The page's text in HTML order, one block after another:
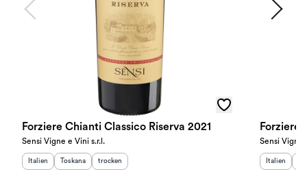
Forziere Chianti Classico Riserva 2021
Sensi Vigne e Vini s.r.l.
Herkunftsland :
Italien Herkunftsregion:
Toskana Geschmack
trocken
Forziere
Sensi Vigne
Italien